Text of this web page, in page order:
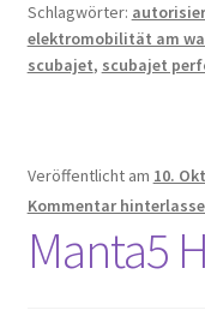
Schlagwörter:
elektromobilität am
scubajet, scubajet
Veröffentlicht am 10.
Kommentar
Manta5